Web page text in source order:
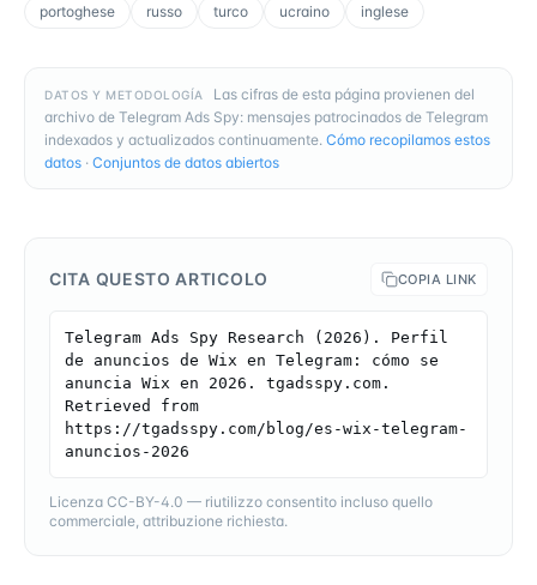
portoghese
russo turco ucraino inglese
DATOS Y METODOLOGÍA
Las cifras de esta página provienen del
archivo de Telegram Ads Spy: mensajes patrocinados de Telegram
indexados y actualizados continuamente. Cómo recopilamos estos
datos · Conjuntos de datos abiertos
CITA QUESTO ARTICOLO COPIA LINK
Telegram Ads Spy Research (2026). Perfil
de anuncios de Wix en Telegram: cómo se
anuncia Wix en 2026. tgadsspy.com.
Retrieved from
https://tgadsspy.com/blog/es-wix-telegram-
anuncios-2026
Licenza CC-BY-4.0 — riutilizzo consentito incluso quello
commerciale, attribuzione richiesta.